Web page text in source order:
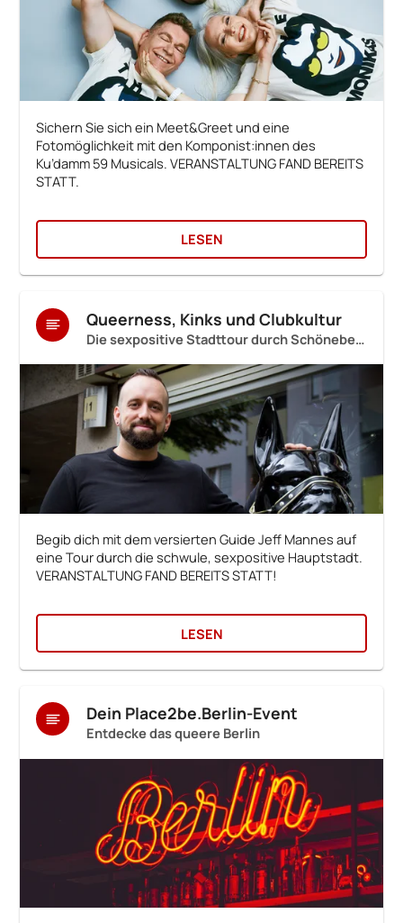
Sichern Sie sich ein Meet&Greet und eine
Fotomöglichkeit mit den Komponist:innen des
Ku’damm 59 Musicals. VERANSTALTUNG FAND BEREITS
STATT.
LESEN
Queerness, Kinks und Clubkultur
Die sexpositive Stadttour durch Schöneberg zu Folsom
Begib dich mit dem versierten Guide Jeff Mannes auf
eine Tour durch die schwule, sexpositive Hauptstadt.
VERANSTALTUNG FAND BEREITS STATT!
LESEN
Dein Place2be.Berlin-Event
Entdecke das queere Berlin